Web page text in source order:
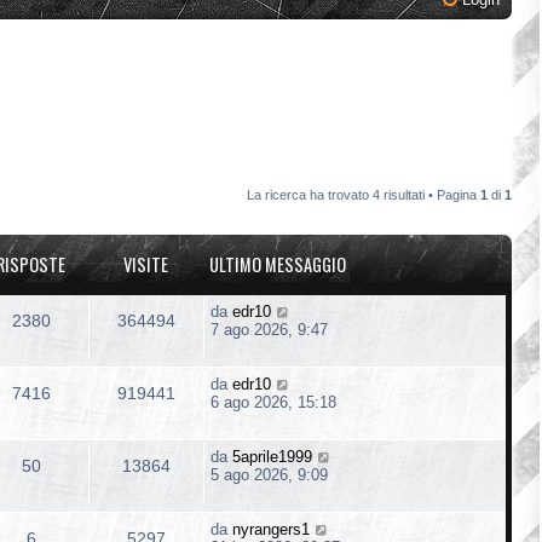
La ricerca ha trovato 4 risultati • Pagina 1 di 1
VISITE ULTIMO MESSAGGIO
2380 364494 da edr10
7 ago 2026, 9:47
7416 919441 da edr10
6 ago 2026, 15:18
50 13864 da 5aprile1999
5 ago 2026, 9:09
6 5297 da nyrangers1